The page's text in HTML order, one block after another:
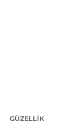
GÜZELLIK